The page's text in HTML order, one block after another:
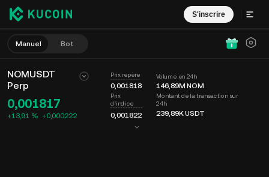
S'inscrire
Manuel Bot
NOMUSDT
Perp
0,001817
+13,91 % +0,000222
Prix repère
0,001818
Prix
d'indice
0,001822
Volume en 24h
146,89M NOM
Montant de la transaction sur
24h
239,89KUSDT